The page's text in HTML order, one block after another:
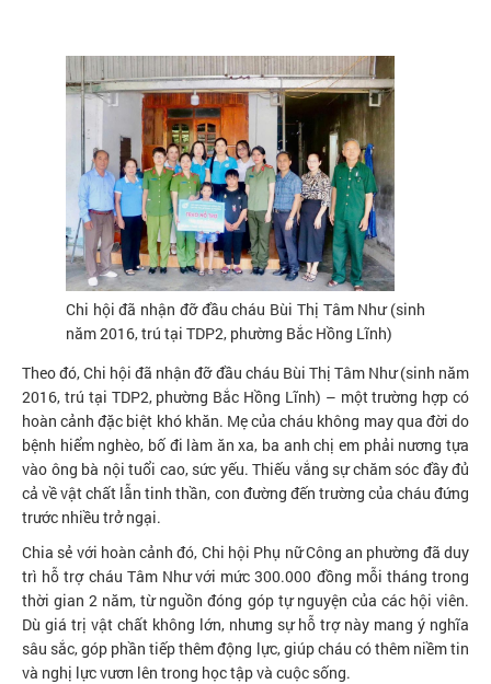
Chi hội đã nhận đỡ đầu cháu Bùi Thị Tâm Như (sinh
năm 2016, trú tại TDP2, phường Bắc Hồng Lĩnh)
Theo đó, Chi hội đã nhận đỡ đầu cháu Bùi Thị Tâm Như (sinh năm
2016, trú tại TDP2, phường Bắc Hồng Lĩnh) – một trường hợp có
hoàn cảnh đặc biệt khó khăn. Mẹ của cháu không may qua đời do
bệnh hiểm nghèo, bố đi làm ăn xa, ba anh chị em phải nương tựa
vào ông bà nội tuổi cao, sức yếu. Thiếu vắng sự chăm sóc đầy đủ
cả về vật chất lẫn tinh thần, con đường đến trường của cháu đứng
trước nhiều trở ngại.
Chia sẻ với hoàn cảnh đó, Chi hội Phụ nữ Công an phường đã duy
trì hỗ trợ cháu Tâm Như với mức 300.000 đồng mỗi tháng trong
thời gian 2 năm, từ nguồn đóng góp tự nguyện của các hội viên.
Dù giá trị vật chất không lớn, nhưng sự hỗ trợ này mang ý nghĩa
sâu sắc, góp phần tiếp thêm động lực, giúp cháu có thêm niềm tin
và nghị lực vươn lên trong học tập và cuộc sống.